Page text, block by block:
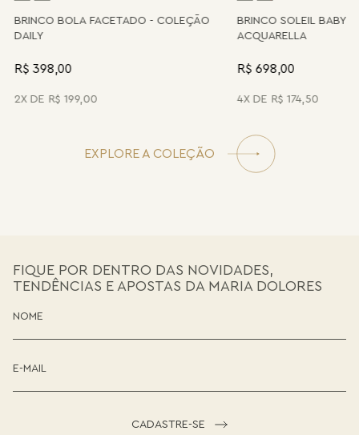
BRINCO BOLA FACETADO - COLEÇÃO
DAILY
R$ 398,00
2 R$ 199,00
BRINCO SOLEIL BABY -
ACQUARELLA
R$ 698,00
4 R$ 174,50
EXPLORE A COLEÇÃO
FIQUE POR DENTRO DAS NOVIDADES,
TENDÊNCIAS E APOSTAS DA MARIA DOLORES
CADASTRE-SE